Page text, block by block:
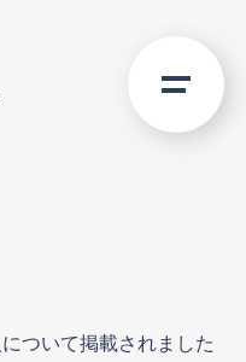
ついて掲載されました